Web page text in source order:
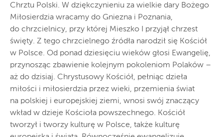
Chrztu Polski. W dziękczynieniu za wielkie dary Bożego
Miłosierdzia wracamy do Gniezna i Poznania,
do chrzcielnicy, przy której Mieszko I przyjął chrzest
święty. Z tego chrzcielnego źródła narodził się Kościół
w Polsce. Od ponad dziesięciu wieków głosi Ewangelię,
przynosząc zbawienie kolejnym pokoleniom Polaków –
aż do dzisiaj. Chrystusowy Kościół, pełniąc dzieła
miłości i miłosierdzia przez wieki, przemienia świat
na polskiej i europejskiej ziemi, wnosi swój znaczący
wkład w dzieje Kościoła powszechnego. Kościół
tworzył i tworzy kulturę w Polsce, także kulturę